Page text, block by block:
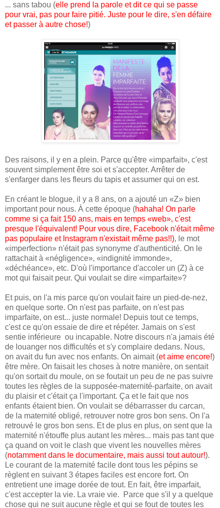
... sans tabou (elle prend la parole et dit ce qui se passe
pour vrai, pas pour faire pitié. Juste pour le dire, s'en défaire
et passer à autre chose!)
Des raisons, il y en a plein. Parce qu'être «imparfait», c'est
souvent simplement être soi et s'accepter. Arrêter de
s'enfarger dans les fleurs du tapis et assumer qui on est.
En créant le blogue, il y a 8 ans, on a ajouté un «Z» bien
important pour nous. À cette époque (hahaha! On parle
comme si ça fait 150 ans, mais en temps «web», c'est
presque l'équivalent! Pour vous dire, Facebook n'était même
pas populaire et Instagram n'existait même pas!!), le mot
«imperfection» n'était pas synonyme d'authenticité. On le
rattachait à «négligence», «indignité immonde»,
«déchéance», etc. D'où l'importance d'accoler un (Z) à ce
mot qui faisait peur. Qui voulait se dire «imparfaite»?
Et puis, on l'a mis parce qu'on voulait faire un pied-de-nez,
en quelque sorte. On n'est pas parfaite, on n'est pas
imparfaite, on est... juste normale! Depuis tout ce temps,
c'est ce qu'on essaie de dire et répéter. Jamais on s'est
sentie inférieure ou incapable. Notre discours n'a jamais été
de louanger nos difficultés et s'y complaire dedans. Nous,
on avait du fun avec nos enfants. On aimait (et aime encore!)
être mère. On faisait les choses à notre manière, on sentait
qu'on sortait du moule, on se foutait un peu de ne pas suivre
toutes les règles de la supposée-maternité-parfaite, on avait
du plaisir et c'était ça l'important. Ça et le fait que nos
enfants étaient bien. On voulait se débarrasser du carcan,
de la maternité obligé, retrouver notre gros bon sens. On l'a
retrouvé le gros bon sens. Et de plus en plus, on sent que la
maternité n'étouffe plus autant les mères... mais pas tant que
ça quand on voit le clash que vivent les nouvelles mères
(notamment dans le documentaire, mais aussi tout autour!).
Le courant de la maternité facile dont tous les pépins se
règlent en suivant 3 étapes faciles est encore fort. On
entretient une image dorée de tout. En fait, être imparfait,
c'est accepter la vie. La vraie vie. Parce que s'il y a quelque
chose qui ne suit aucune règle et qui se fout de toutes les